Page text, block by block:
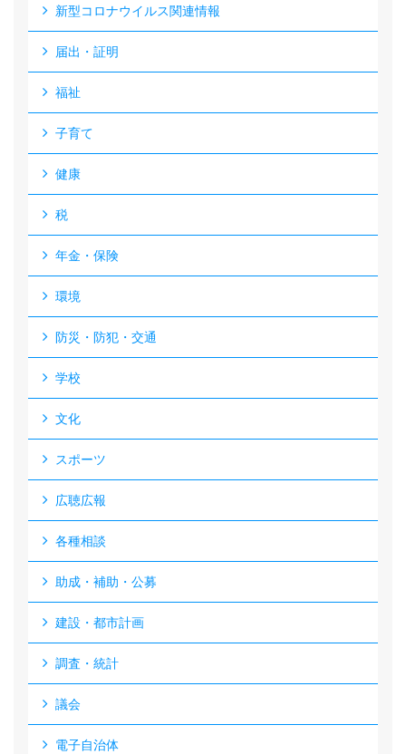
新型コロナウイルス関連情報
届出・証明
福祉
子育て
健康
税
年金・保険
環境
防災・防犯・交通
学校
文化
スポーツ
広聴広報
各種相談
助成・補助・公募
建設・都市計画
調査・統計
議会
電子自治体